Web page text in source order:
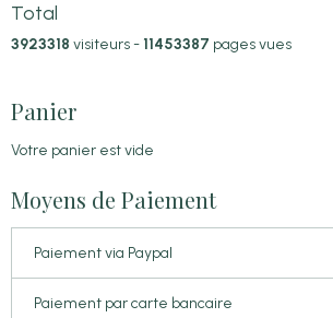
Total
3923318 visiteurs - 11453387 pages vues
Panier
Votre panier est vide
Moyens de Paiement
Paiement via Paypal
Paiement par carte bancaire